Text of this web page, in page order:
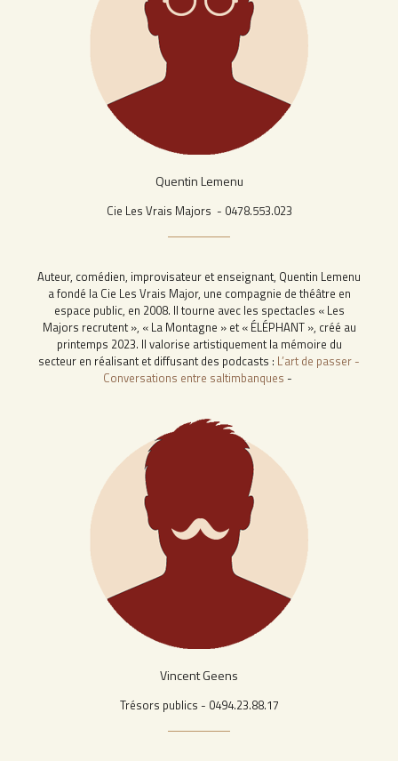
Quentin Lemenu
Cie Les Vrais Majors - 0478.553.023
Auteur, comédien, improvisateur et enseignant, Quentin Lemenu
a fondé la Cie Les Vrais Major, une compagnie de théâtre en
espace public, en 2008. Il tourne avec les spectacles « Les
Majors recrutent », « La Montagne » et « ÉLÉPHANT », créé au
printemps 2023. Il valorise artistiquement la mémoire du
secteur en réalisant et diffusant des podcasts : L’art de passer -
Conversations entre saltimbanques -
Vincent Geens
Trésors publics - 0494.23.88.17